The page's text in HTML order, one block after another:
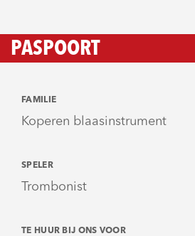
PASPOORT
FAMILIE
Koperen blaasinstrument
SPELER
Trombonist
TE HUUR BIJ ONS VOOR